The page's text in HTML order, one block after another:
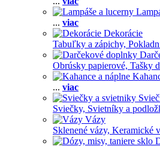
... viac
Dekorácie
Tabuľky a zápichy,
Obrúsky papierové, Tašky
... viac
Sviečky, Svietníky a
Vázy
Sklenené vázy, Keramické